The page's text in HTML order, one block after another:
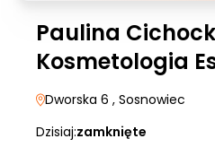
Paulina
Kosmetologia
Dworska 6 , Sosnowiec
Dzisiaj:zamknięte